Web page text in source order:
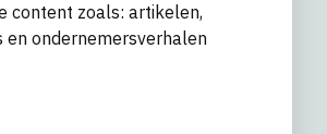
content zoals: artikelen,
en ondernemersverhalen